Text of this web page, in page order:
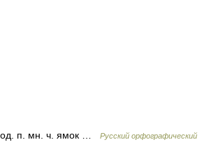
п. мн. ч. ямок …
Русский орфографический